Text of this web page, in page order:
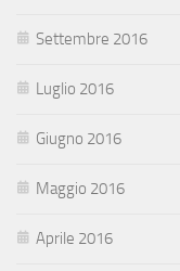
Settembre 2016
Luglio 2016
Giugno 2016
Maggio 2016
Aprile 2016